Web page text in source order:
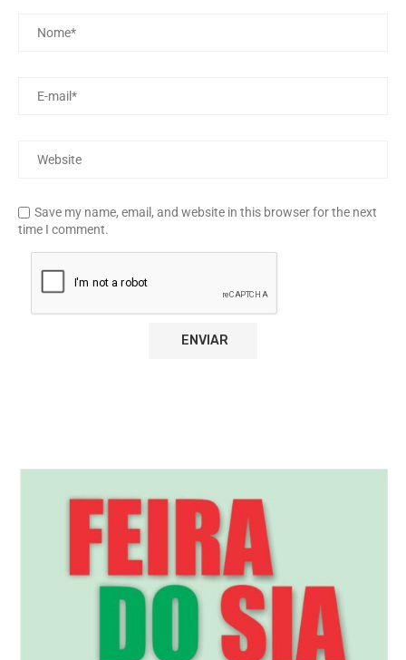
Save my name, email, and website in this browser for the next
time I comment.